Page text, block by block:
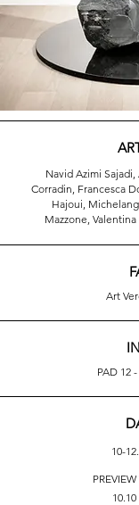
Navid Azimi
Corradin, Francesca
Hajoui,
Mazzone, Valentina
Art
PAD 12
10-